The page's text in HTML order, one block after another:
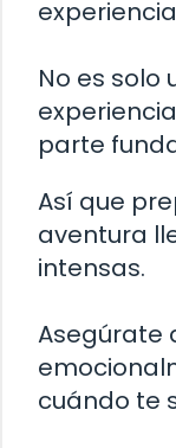
No es solo
parte
Así que
aventura
intensas.
Asegúrate
cuándo te